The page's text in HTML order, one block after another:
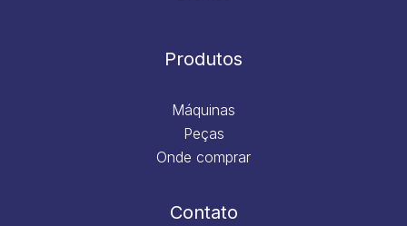
Produtos
Máquinas
Peças
Onde comprar
Contato